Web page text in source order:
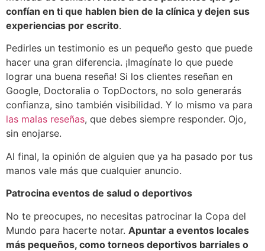
confían en ti que hablen bien de la clínica y dejen sus
experiencias por escrito.
Pedirles un testimonio es un pequeño gesto que puede
hacer una gran diferencia. ¡Imagínate lo que puede
lograr una buena reseña! Si los clientes reseñan en
Google, Doctoralia o TopDoctors, no solo generarás
confianza, sino también visibilidad. Y lo mismo va para
las malas reseñas, que debes siempre responder. Ojo,
sin enojarse.
Al final, la opinión de alguien que ya ha pasado por tus
manos vale más que cualquier anuncio.
Patrocina eventos de salud o deportivos
No te preocupes, no necesitas patrocinar la Copa del
Mundo para hacerte notar. Apuntar a eventos locales
más pequeños, como torneos deportivos barriales o